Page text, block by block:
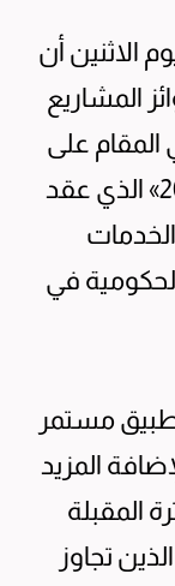
الاثنين أن
المشاريع
المقام على
هامش معرض «جيتكس دبي 2021» الذي عقد
في
مستمر
المزيد
المقبلة
تجاوز